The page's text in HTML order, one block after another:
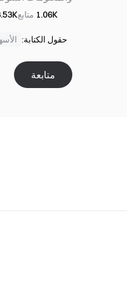
1.06K متابع
حقول الكتابة:
متابعة